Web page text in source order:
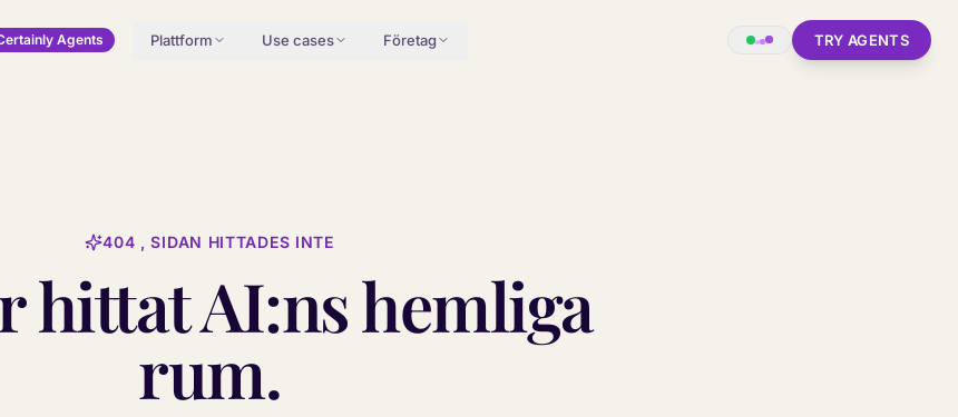
Agents Plattform Use cases Företag TRY AGENTS
404 , SIDAN HITTADES INTE
hittat AI:ns hemliga
rum.